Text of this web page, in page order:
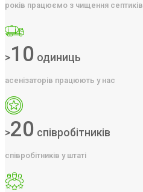
років працюємо з чищення септиків
>10 одиниць
асенізаторів працюють у нас
>20 співробітників
співробітників у штаті